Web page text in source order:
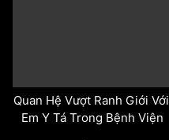
Quan Hệ Vượt Ranh Giới Với
Em Y Tá Trong Bệnh Viện